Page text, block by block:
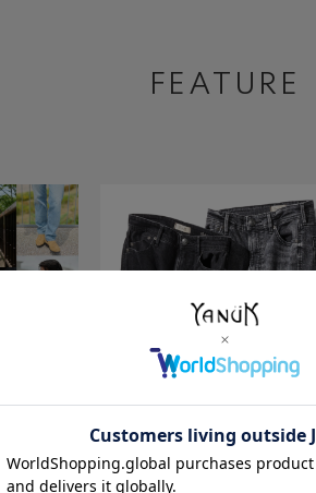
FEATURE
BLACK&GRAY DENIM